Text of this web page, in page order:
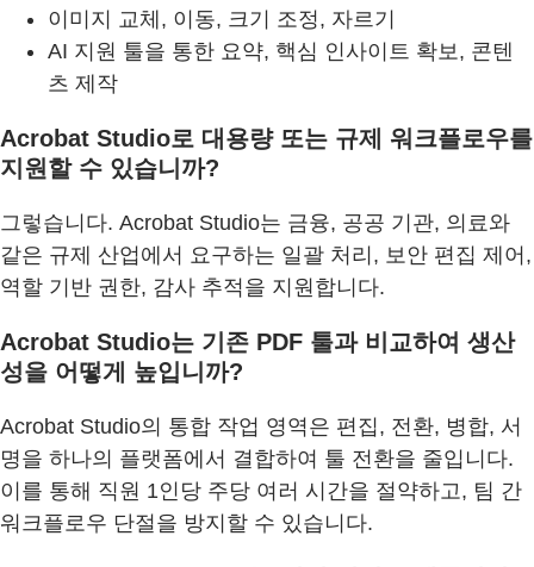
이미지 교체, 이동, 크기 조정, 자르기
AI 지원 툴을 통한 요약, 핵심 인사이트 확보, 콘텐
츠 제작
Acrobat Studio로 대용량 또는 규제 워크플로우를
지원할 수 있습니까?
그렇습니다. Acrobat Studio는 금융, 공공 기관, 의료와
같은 규제 산업에서 요구하는 일괄 처리, 보안 편집 제어,
역할 기반 권한, 감사 추적을 지원합니다.
Acrobat Studio는 기존 PDF 툴과 비교하여 생산
성을 어떻게 높입니까?
Acrobat Studio의 통합 작업 영역은 편집, 전환, 병합, 서
명을 하나의 플랫폼에서 결합하여 툴 전환을 줄입니다.
이를 통해 직원 1인당 주당 여러 시간을 절약하고, 팀 간
워크플로우 단절을 방지할 수 있습니다.